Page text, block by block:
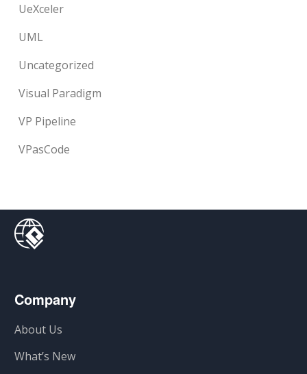
UeXceler
UML
Uncategorized
Visual Paradigm
VP Pipeline
VPasCode
Company
About Us
What’s New